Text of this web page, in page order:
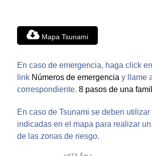
Mapa Tsunami
En caso de emergencia, haga click
link Números de emergencia y llame
correspondiente. 8 pasos de una
En caso de Tsunami se deben
indicadas en el mapa para realizar
de las zonas de riesgo.